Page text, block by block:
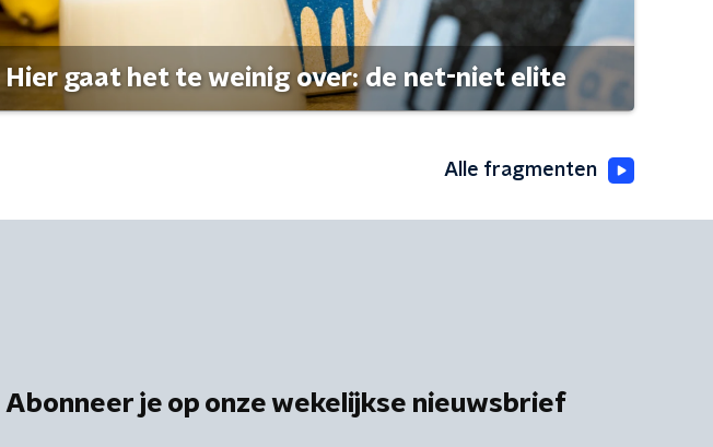
Hier gaat het te weinig over: de net-niet elite
Alle fragmenten
Abonneer je op onze wekelijkse nieuwsbrief